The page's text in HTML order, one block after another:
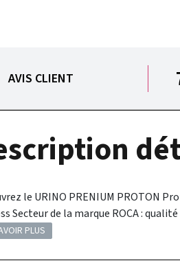
AVIS CLIENT
le URINO PRENIUM PROTON
Secteur de la marque ROCA :
PLUS